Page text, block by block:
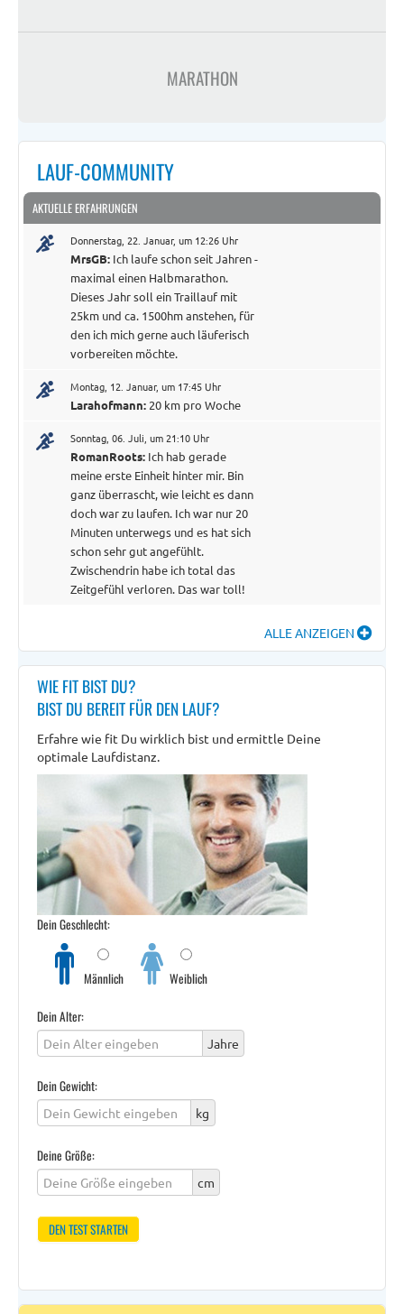
MARATHON
LAUF-COMMUNITY
AKTUELLE ERFAHRUNGEN
Donnerstag, 22. Januar, um 12:26 Uhr
MrsGB: Ich laufe schon seit Jahren -
maximal einen Halbmarathon.
Dieses Jahr soll ein Traillauf mit
25km und ca. 1500hm anstehen, für
den ich mich gerne auch läuferisch
vorbereiten möchte.
Montag, 12. Januar, um 17:45 Uhr
Larahofmann: 20 km pro Woche
Sonntag, 06. Juli, um 21:10 Uhr
RomanRoots: Ich hab gerade
meine erste Einheit hinter mir. Bin
ganz überrascht, wie leicht es dann
doch war zu laufen. Ich war nur 20
Minuten unterwegs und es hat sich
schon sehr gut angefühlt.
Zwischendrin habe ich total das
Zeitgefühl verloren. Das war toll!
ALLE ANZEIGEN
WIE FIT BIST DU?
BIST DU BEREIT FÜR DEN LAUF?
Erfahre wie fit Du wirklich bist und ermittle Deine
optimale Laufdistanz.
Dein Geschlecht:
Männlich Weiblich
Dein Alter:
Jahre
Dein Gewicht:
kg
Deine Größe:
cm
DEN TEST STARTEN